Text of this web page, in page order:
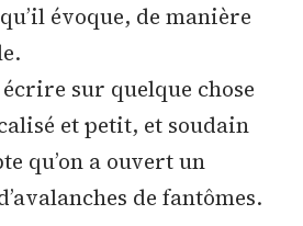
évoque, de manière
sur quelque chose
et petit, et soudain
qu’on a ouvert un
de fantômes.